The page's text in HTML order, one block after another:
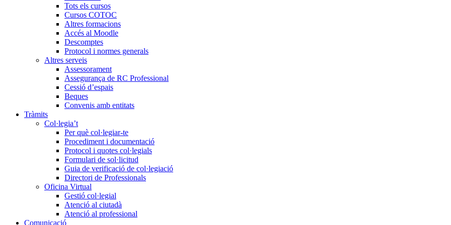
Tots els cursos
Cursos COTOC
Altres formacions
Accés al Moodle
Descomptes
Protocol i normes generals
Altres serveis
Assessorament
Assegurança de RC Professional
Cessió d’espais
Beques
Convenis amb entitats
Tràmits
Col·legia’t
Per què col·legiar-te
Procediment i documentació
Protocol i quotes col·legials
Formulari de sol·licitud
Guia de verificació de col·legiació
Directori de Professionals
Oficina Virtual
Gestió col·legial
Atenció al ciutadà
Atenció al professional
Comunicació